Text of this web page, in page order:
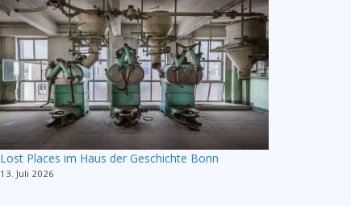
Lost Places im Haus der Geschichte Bonn
13. Juli 2026